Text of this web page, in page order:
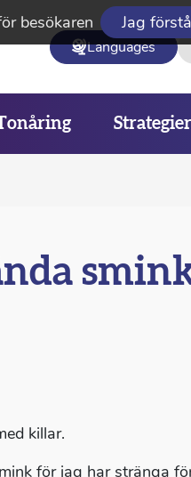
besökaren Jag
Languages
Strategier
killar.
för jag har stränga